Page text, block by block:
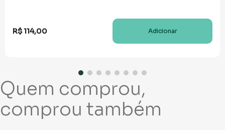
R$114,00 Adicionar
Quem comprou,
comprou também